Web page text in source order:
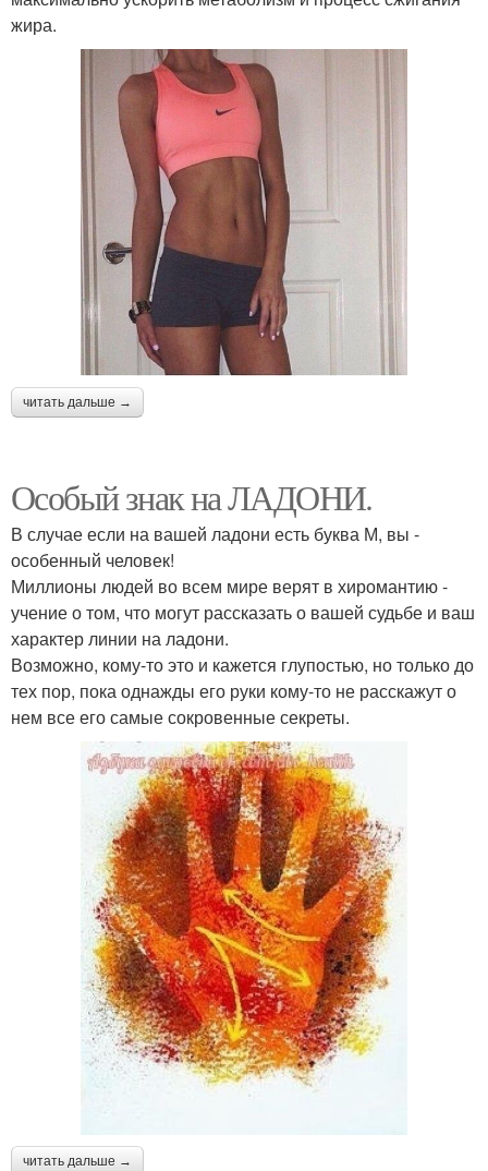
жира.
читать дальше →
Особый знак на ЛАДОНИ.
В случае если на вашей ладони есть буква М, вы -
особенный человек!
Миллионы людей во всем мире верят в хиромантию -
учение о том, что могут рассказать о вашей судьбе и ваш
характер линии на ладони.
Возможно, кому-то это и кажется глупостью, но только до
тех пор, пока однажды его руки кому-то не расскажут о
нем все его самые сокровенные секреты.
читать дальше →